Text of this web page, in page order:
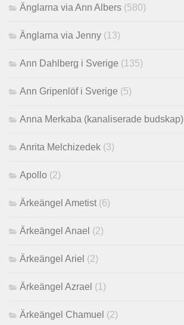
Änglarna via Ann Albers (580)
Änglarna via Jenny (13)
Ann Dahlberg i Sverige (135)
Ann Gripenlöf i Sverige (5)
Anna Merkaba (kanaliserade budskap)
Anrita Melchizedek (3)
Apollo (2)
Ärkeängel Ametist (6)
Ärkeängel Anael (2)
Ärkeängel Ariel (2)
Ärkeängel Azrael (1)
Ärkeängel Chamuel (2)